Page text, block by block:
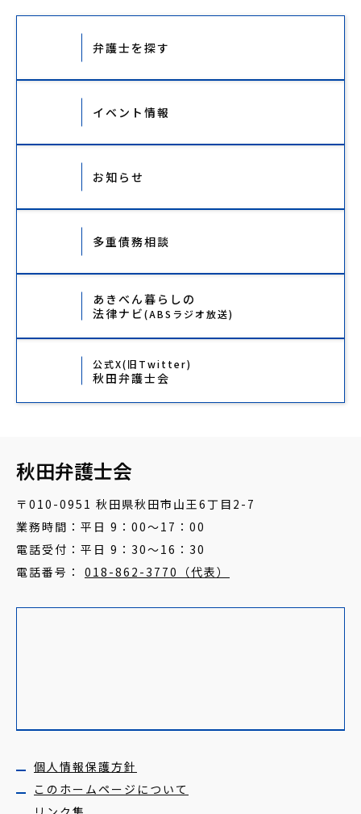
弁護士を探す
イベント情報
お知らせ
多重債務相談
あきべん暮らしの
法律ナビ(ABSラジオ放送)
公式X(旧Twitter)
秋田弁護士会
秋田弁護士会
〒010-0951 秋田県秋田市山王6丁目2-7
業務時間：平日 9：00～17：00
電話受付：平日 9：30～16：30
電話番号： 018-862-3770（代表）
個人情報保護方針
このホームページについて